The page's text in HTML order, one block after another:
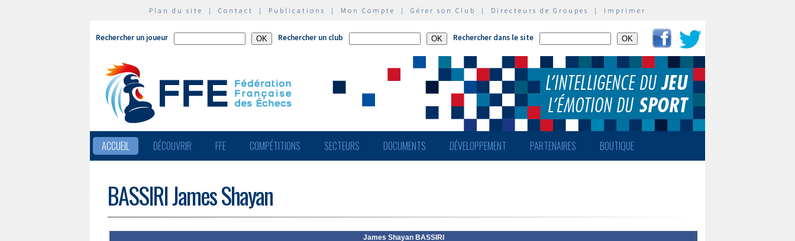
Plan du site | Contact | Publications | Mon Compte | Gérer son Club | Directeurs de Groupes | Imprimer
Rechercher un joueur Rechercher un club Rechercher dans le site
ACCUEIL DÉCOUVRIR FFE COMPÉTITIONS SECTEURS DOCUMENTS DÉVELOPPEMENT PARTENAIRES BOUTIQUE
BASSIRI James Shayan
James Shayan BASSIRI